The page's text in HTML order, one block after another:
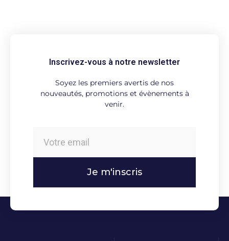
Inscrivez-vous à notre newsletter
Soyez les premiers avertis de nos
nouveautés, promotions et évènements à
venir.
Je m'inscris